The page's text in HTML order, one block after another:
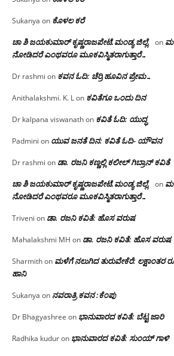
Sukanya on ಕೊಳಲ ಕರೆ
ಚಾ ಶಿ ಜಯಕುಮಾರ್ ಕೃಷ್ಣರಾಜಪೇಟೆ.ಮಂಡ್ಯ ಜಿಲ್ಲೆ. on
ನೋಡಿದರೆ ಎಂಥವರೂ ಮೂಕವಿಸ್ಮಿತರಾಗುತ್ತಾರೆ…
Dr rashmi on ಕವನ ಓದಿ: ಚೆರ್ರಿ ಹೂವಿನ ಪ್ರೇಮ…
Anithalakshmi. K. Lon ಕವಿತೆಗೂ ಒಂದು ದಿನ
Dr kalpana viswanathon ಕವಿತೆ ಓದಿ: ಯುದ್ಧ
Padmini on ಯುವ ಜನತೆ ದಿನ: ಕವಿತೆ ಓದಿ- ಯೌವನ
Dr rashmi on ಡಾ. ರಜನಿ‌ ಕಣ್ಣಲ್ಲಿ ಕಲೀಲ್ ಗಿಬ್ರಾನ್ ಕವಿತೆ
ಚಾ ಶಿ ಜಯಕುಮಾರ್ ಕೃಷ್ಣರಾಜಪೇಟೆ.ಮಂಡ್ಯ ಜಿಲ್ಲೆ. on
ನೋಡಿದರೆ ಎಂಥವರೂ ಮೂಕವಿಸ್ಮಿತರಾಗುತ್ತಾರೆ…
Triveni on ಡಾ. ರಜನಿ ಕವಿತೆ: ಹೊಸ ವರುಷ
Mahalakshmi MH on ಡಾ. ರಜನಿ ಕವಿತೆ: ಹೊಸ ವರುಷ
Sharmithon ಮಳೆಗೆ ನಲುಗಿದ ತುರುವೇಕೆರೆ:
ಹಾನಿ
Sukanya on ನವರಾತ್ರಿ ಕವನ :ಕೆಂಪು
Dr Bhagyashree on ಭಾನುವಾರದ ಕವಿತೆ: ಬೆಟ್ಟ ಜಾರಿ
Radhika kuduron ಭಾನುವಾರದ ಕವಿತೆ: ಸುಂಯ್ ಗಾಳಿ